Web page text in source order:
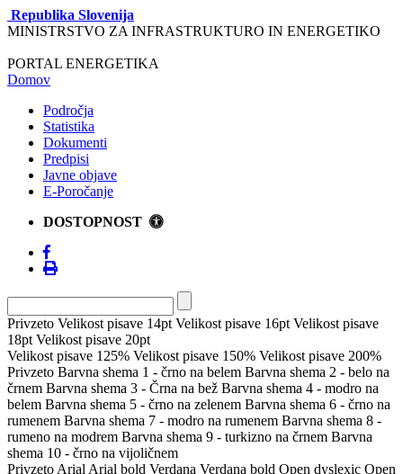
Republika Slovenija
MINISTRSTVO ZA INFRASTRUKTURO IN ENERGETIKO
PORTAL ENERGETIKA
Domov
Področja
Statistika
Dokumenti
Predpisi
Javne objave
E-Poročanje
DOSTOPNOST
Privzeto Velikost pisave 14pt Velikost pisave 16pt Velikost pisave
18pt Velikost pisave 20pt
Velikost pisave 125% Velikost pisave 150% Velikost pisave 200%
Privzeto Barvna shema 1 - črno na belem Barvna shema 2 - belo na
črnem Barvna shema 3 - Črna na bež Barvna shema 4 - modro na
belem Barvna shema 5 - črno na zelenem Barvna shema 6 - črno na
rumenem Barvna shema 7 - modro na rumenem Barvna shema 8 -
rumeno na modrem Barvna shema 9 - turkizno na črnem Barvna
shema 10 - črno na vijoličnem
Privzeto Arial Arial bold Verdana Verdana bold Open dyslexic Open